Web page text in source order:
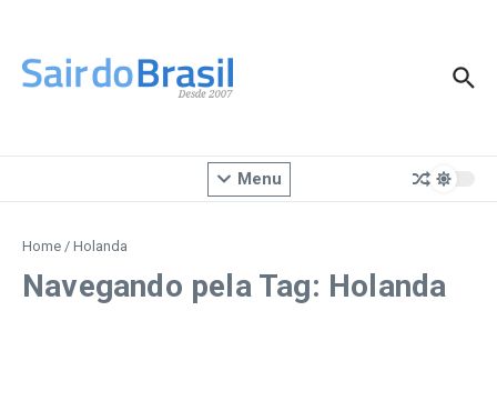
Menu
Home / Holanda
Navegando pela Tag: Holanda